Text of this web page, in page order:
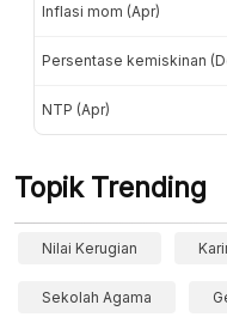
Inflasi mom (Apr)
Persentase kemiskinan
NTP (Apr)
Topik Trending
Nilai Kerugian
Sekolah Agama